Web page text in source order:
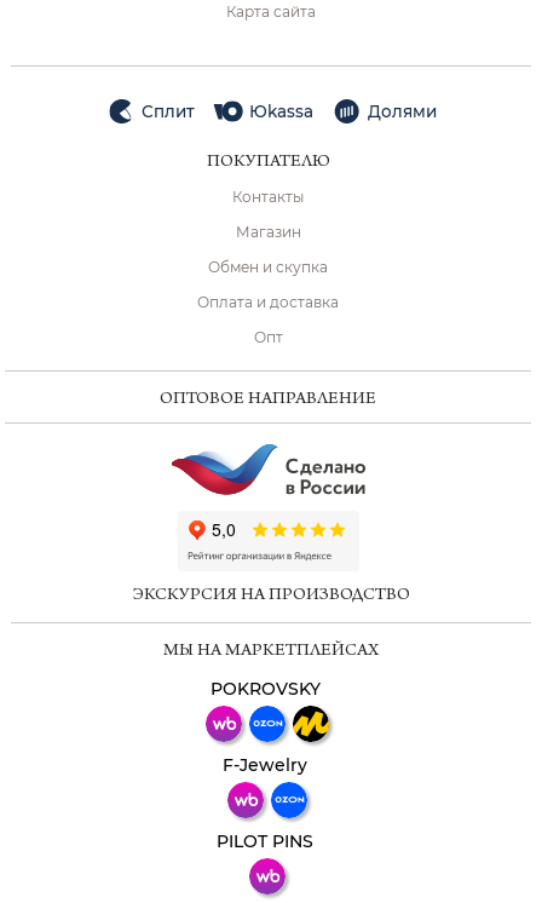
Карта сайта
Сплит Юkassa Долями
ПОКУПАТЕЛЮ
Контакты
Магазин
Обмен и скупка
Оплата и доставка
Опт
ОПТОВОЕ НАПРАВЛЕНИЕ
ЭКСКУРСИЯ НА ПРОИЗВОДСТВО
МЫ НА МАРКЕТПЛЕЙСАХ
POKROVSKY
F-Jewelry
PILOT PINS